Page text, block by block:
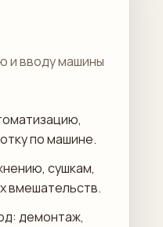
и вводу машины
по машине.
сушкам,
вмешательств.
демонтаж,